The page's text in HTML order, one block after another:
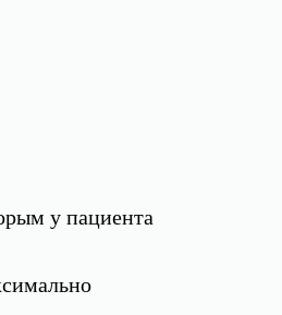
у пациента